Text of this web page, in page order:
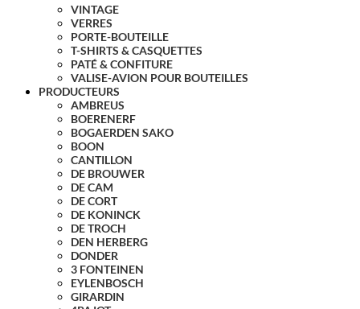
VINTAGE
VERRES
PORTE-BOUTEILLE
T-SHIRTS & CASQUETTES
PATÉ & CONFITURE
VALISE-AVION POUR BOUTEILLES
PRODUCTEURS
AMBREUS
BOERENERF
BOGAERDEN SAKO
BOON
CANTILLON
DE BROUWER
DE CAM
DE CORT
DE KONINCK
DE TROCH
DEN HERBERG
DONDER
3 FONTEINEN
EYLENBOSCH
GIRARDIN